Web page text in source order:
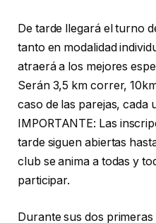
De tarde llegará el turno
tanto en modalidad
atraerá a los mejores
Serán 3,5 km correr,
caso de las parejas, cada
IMPORTANTE: Las
tarde siguen abiertas
club se anima a todas y
participar.
Durante sus dos